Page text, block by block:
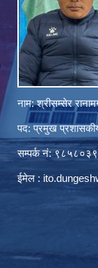
नाम: श्रीसम्सेर
पद: प्रमुख
सम्पर्क नं:
ईमेल :